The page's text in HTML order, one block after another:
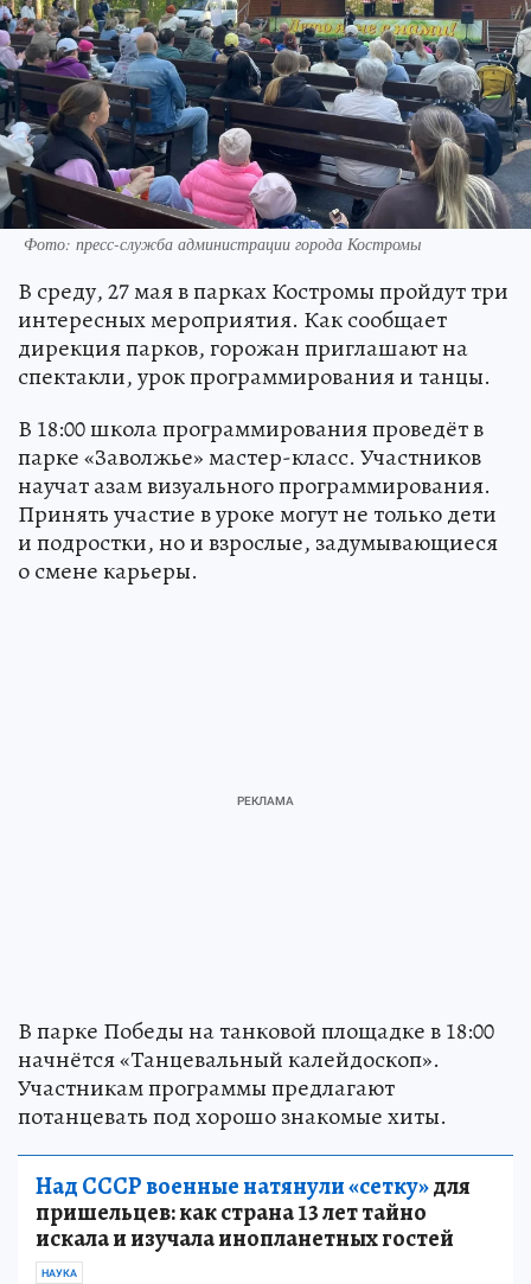
Фото: пресс-служба администрации города Костромы
В среду, 27 мая в парках Костромы пройдут три
интересных мероприятия. Как сообщает
дирекция парков, горожан приглашают на
спектакли, урок программирования и танцы.
В 18:00 школа программирования проведёт в
парке «Заволжье» мастер-класс. Участников
научат азам визуального программирования.
Принять участие в уроке могут не только дети
и подростки, но и взрослые, задумывающиеся
В парке Победы на танковой площадке в 18:00
начнётся «Танцевальный калейдоскоп».
Участникам программы предлагают
потанцевать под хорошо знакомые хиты.
Над СССР военные натянули «сетку»для
пришельцев: как страна 13 лет тайно